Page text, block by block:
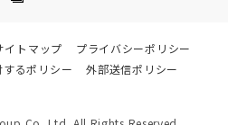
イトマップ
プライバシーポリシー
るポリシー
外部送信ポリシー